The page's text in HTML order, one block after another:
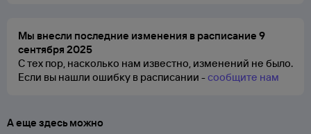
Мы внесли последние изменения в расписание 9
сентября 2025
С тех пор, насколько нам известно, изменений не было.
Если вы нашли ошибку в расписании -сообщите нам
А еще здесь можно